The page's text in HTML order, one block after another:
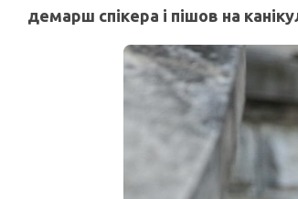
демарш спікера і пішов на